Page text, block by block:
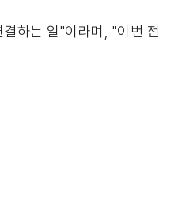
하는 일"이라며, "이번 전